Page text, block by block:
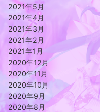
2021年5月
2021年4月
2021年3月
2021年2月
2021年1月
2020年12月
2020年11月
2020年10月
2020年9月
2020年8月